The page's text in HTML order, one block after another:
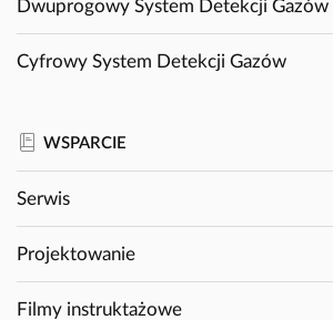
Dwuprogowy System Detekcji Gazów
Cyfrowy System Detekcji Gazów
WSPARCIE
Serwis
Projektowanie
Filmy instruktażowe